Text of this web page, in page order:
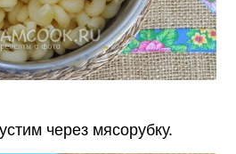
через мясорубку.